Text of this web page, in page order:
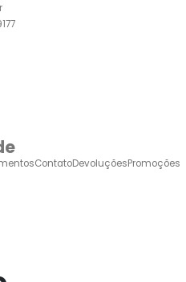
ContatoDevoluçõesPromoções